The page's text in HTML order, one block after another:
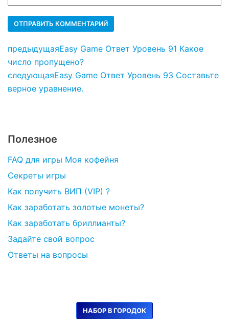
предыдущаяEasy Game Ответ Уровень 91 Какое
число пропущено?
следующаяEasy Game Ответ Уровень 93 Составьте
верное уравнение.
Полезное
FAQ для игры Моя кофейня
Секреты игры
Как получить ВИП (VIP) ?
Как заработать золотые монеты?
Как заработать бриллианты?
Задайте свой вопрос
Ответы на вопросы
НАБОР В ГОРОДОК